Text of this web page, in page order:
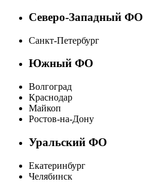
Северо-Западный ФО
Санкт-Петербург
Южный ФО
Волгоград
Краснодар
Майкоп
Ростов-на-Дону
Уральский ФО
Екатеринбург
Челябинск